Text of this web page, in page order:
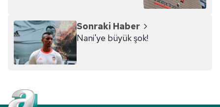
Sonraki Haber
Nani'ye büyük şok!